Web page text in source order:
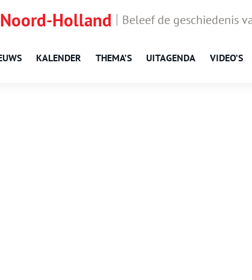
Holland Beleef de geschiedenis
KALENDER THEMA’S UITAGENDA VIDEO’S